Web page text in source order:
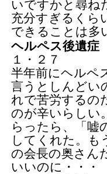
いですかと尋ね
充分すぎるくら
できることは多
ヘルペス後遺症
１・２７
半年前にヘルペ
言うとしんどい
れで苦労するの
のが辛いらしい
らったら、「嘘
してくれた。も
の会長の奥さん
いいのに・・・